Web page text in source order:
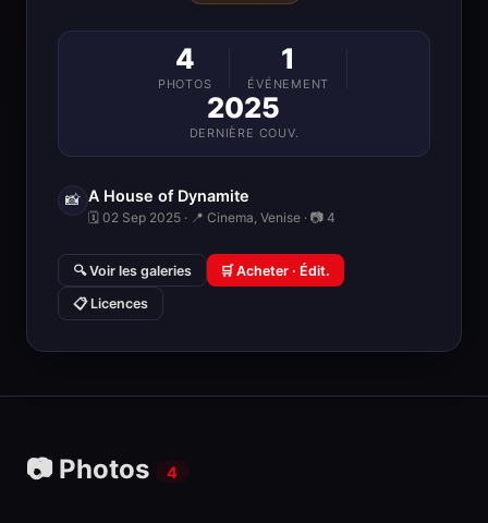
4
PHOTOS
1
ÉVÉNEMENT
2025
DERNIÈRE COUV.
📸 A House of Dynamite
🗓 02 Sep 2025 · 📍 Cinema, Venise · 📷 4
🔍 Voir les galeries 🛒 Acheter · Édit.
📋 Licences
📷 Photos 4